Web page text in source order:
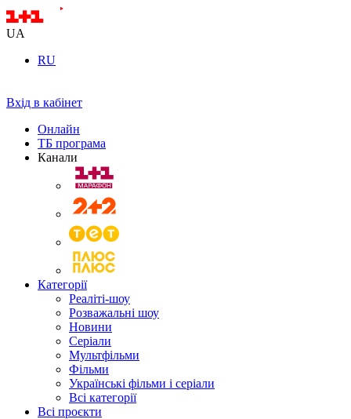
UA
RU
Вхід в кабінет
Онлайн
ТБ програма
Канали
Категорії
Реаліті-шоу
Розважальні шоу
Новини
Серіали
Мультфільми
Фільми
Українські фільми і серіали
Всі категорії
Всі проєкти